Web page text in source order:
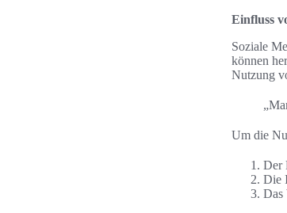
Einfluss
Soziale
können
Nutzung
Um die
Der
Die
Das